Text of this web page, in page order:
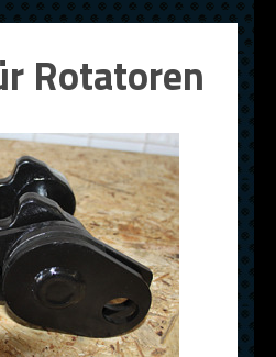
Rotatoren